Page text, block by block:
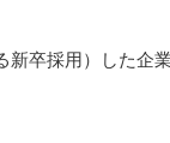
卒採用）した企